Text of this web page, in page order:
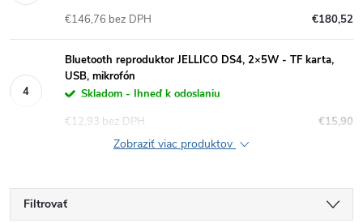
€180,52
€146,76 bez DPH
Bluetooth reproduktor JELLICO DS4, 2×5W - TF karta,
USB, mikrofón
Skladom - Ihneď k odoslaniu
€15,90
€12,93 bez DPH
Zobraziť viac produktov
Filtrovať